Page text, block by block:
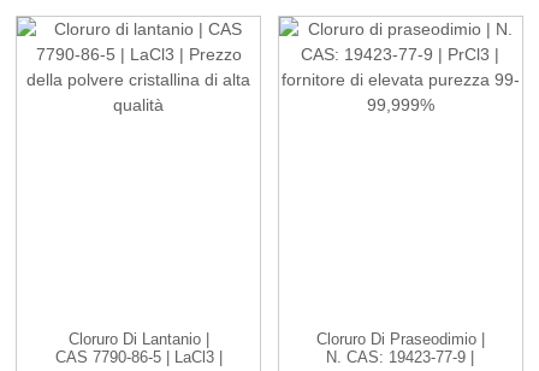
Cloruro Di Lantanio |
CAS 7790-86-5 | LaCl3 |
Cloruro Di Praseodimio |
N. CAS: 19423-77-9 |